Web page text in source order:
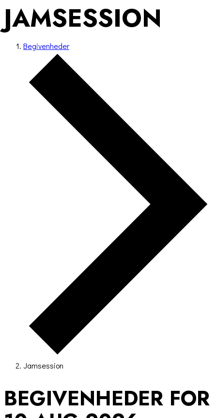
JAMSESSION
Begivenheder
Jamsession
BEGIVENHEDER FOR